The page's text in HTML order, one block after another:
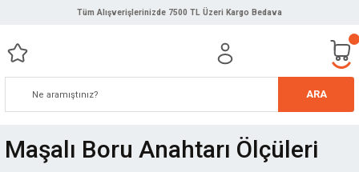
Tüm Alışverişlerinizde 7500 TL Üzeri Kargo Bedava
ARA
Maşalı Boru Anahtarı Ölçüleri